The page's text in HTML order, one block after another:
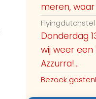
meren,
Flyingdutchstel
Donderdag
wij weer
Azzurra!...
Bezoek